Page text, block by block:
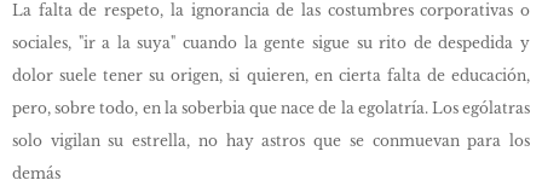
La falta de respeto, la ignorancia de las costumbres corporativas o
sociales, "ir a la suya" cuando la gente sigue su rito de despedida y
dolor suele tener su origen, si quieren, en cierta falta de educación,
pero, sobre todo, en la soberbia que nace de la egolatría. Los ególatras
solo vigilan su estrella, no hay astros que se conmuevan para los
demás